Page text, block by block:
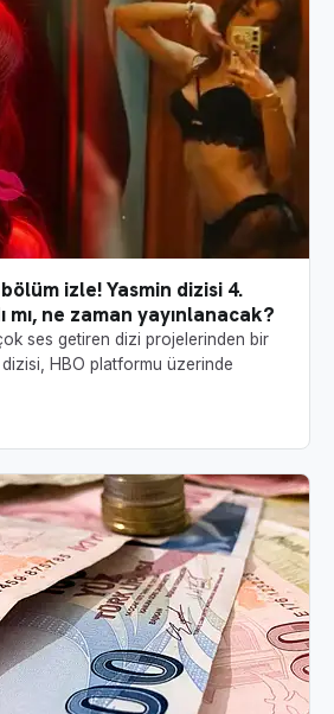
izle! Yasmin dizisi 4.
mı, ne zaman yayınlanacak?
ses getiren dizi projelerinden bir
HBO platformu üzerinde